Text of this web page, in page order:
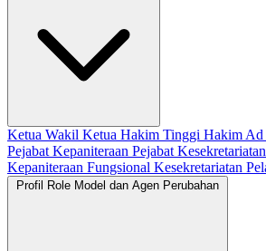
Ketua Wakil Ketua Hakim Tinggi Hakim Ad
Pejabat Kepaniteraan Pejabat Kesekretariatan
Kepaniteraan Fungsional Kesekretariatan
Profil Role Model dan Agen Perubahan